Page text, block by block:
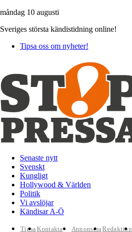
måndag 10 augusti
Sveriges största kändistidning online!
Tipsa oss om nyheter!
Senaste nytt
Svenskt
Kungligt
Hollywood & Världen
Politik
Vi avslöjar
Kändisar A-Ö
TipsaKontakta
AnnonseraRedaktion